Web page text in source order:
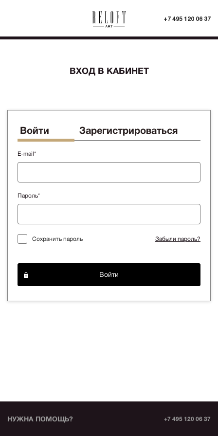
+7 495 120 06 37
ВХОД В КАБИНЕТ
Войти Зарегистрироваться
E-mail*
Пароль*
Сохранить пароль Забыли пароль?
Войти
НУЖНА ПОМОЩЬ? +7 495 120 06 37